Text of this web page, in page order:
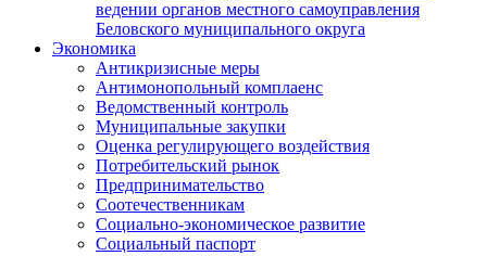
ведении органов местного самоуправления
Беловского муниципального округа
Экономика
Антикризисные меры
Антимонопольный комплаенс
Ведомственный контроль
Муниципальные закупки
Оценка регулирующего воздействия
Потребительский рынок
Предпринимательство
Соотечественникам
Социально-экономическое развитие
Социальный паспорт